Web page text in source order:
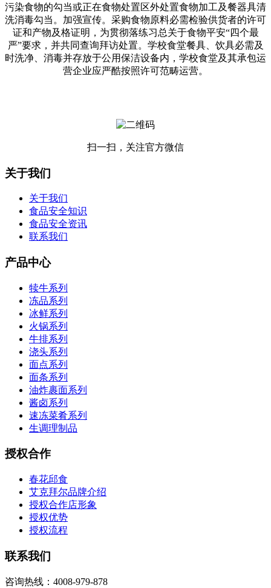
污染食物的勾当或正在食物处置区外处置食物加工及餐器具清
洗消毒勾当。加强宣传。采购食物原料必需检验供货者的许可
证和产物及格证明，为贯彻落练习总关于食物平安“四个最
严”要求，并共同查询拜访处置。学校食堂餐具、饮具必需及
时洗净、消毒并存放于公用保洁设备内，学校食堂及其承包运
营企业应严酷按照许可范畴运营。
扫一扫，关注官方微信
关于我们
关于我们
食品安全知识
食品安全资讯
联系我们
产品中心
犊牛系列
冻品系列
冰鲜系列
火锅系列
牛排系列
浇头系列
面点系列
面条系列
油炸裹面系列
酱卤系列
速冻菜肴系列
生调理制品
授权合作
春花邱食
艾克拜尔品牌介绍
授权合作店形象
授权优势
授权流程
联系我们
咨询热线：4008-979-878